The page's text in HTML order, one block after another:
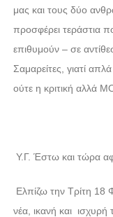
μας και τους δύο
προσφέρει τεράστια
επιθυμούν – σε
Σαμαρείτες, γιατί
ούτε η κριτική αλλά
Υ.Γ. Έστω και τώρα
Ελπίζω την Τρίτη 18
νέα, ικανή και ισχυρή